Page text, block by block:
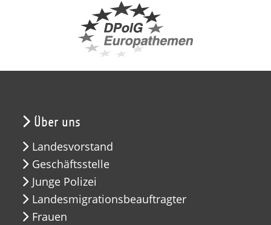
Über uns
Landesvorstand
Geschäftsstelle
Junge Polizei
Landesmigrationsbeauftragter
Frauen